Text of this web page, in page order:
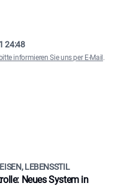
24:48
bitte informieren Sie uns per E-Mail .
LEBENSSTIL
Neues System in